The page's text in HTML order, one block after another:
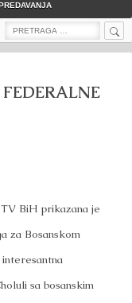
Search
BiH prikazana je
za Bosanskom
sa bosanskim